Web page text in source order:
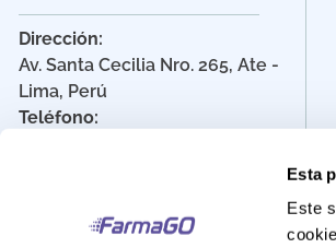
Esta
Este
Dirección:
Av. Santa Cecilia Nro. 265, Ate -
Lima, Perú
Teléfono: